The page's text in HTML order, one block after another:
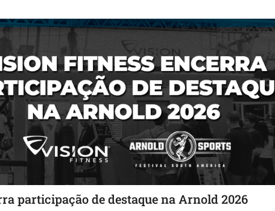
participação de destaque na Arnold 2026